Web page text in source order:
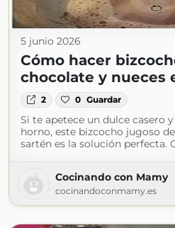
5 junio 2026
Cómo hacer
chocolate y nueces
2 0 Guardar
Si te apetece un dulce casero
horno, este bizcocho jugoso
sartén es la solución perfecta.
Cocinando con Mamy
cocinandoconmamy.es